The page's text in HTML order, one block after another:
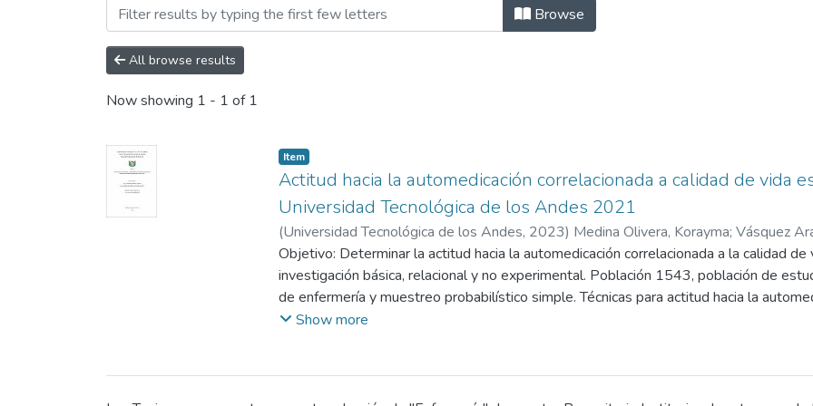
Browsing Escuela Profesional de Enfermería by Subject
Browse
All browse results
Now showing 1 - 1 of 1
Item
Actitud hacia la automedicación correlacionada a calidad de vida
Universidad Tecnológica de los Andes 2021
(Universidad Tecnológica de los Andes, 2023) Medina Olivera, Korayma; Vásquez
Merino, Rómulo
Objetivo: Determinar la actitud hacia la automedicación correlacionada a la calidad
investigación básica, relacional y no experimental. Población 1543, población de
de enfermería y muestreo probabilístico simple. Técnicas para actitud hacia la
psicometría y los instrumentos de medición las escalas con validez y consistencia
Show more